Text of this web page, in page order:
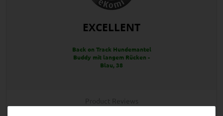
EXCELLENT
Back on Track Hundemantel
Buddy mit langem Rücken -
Blau, 38